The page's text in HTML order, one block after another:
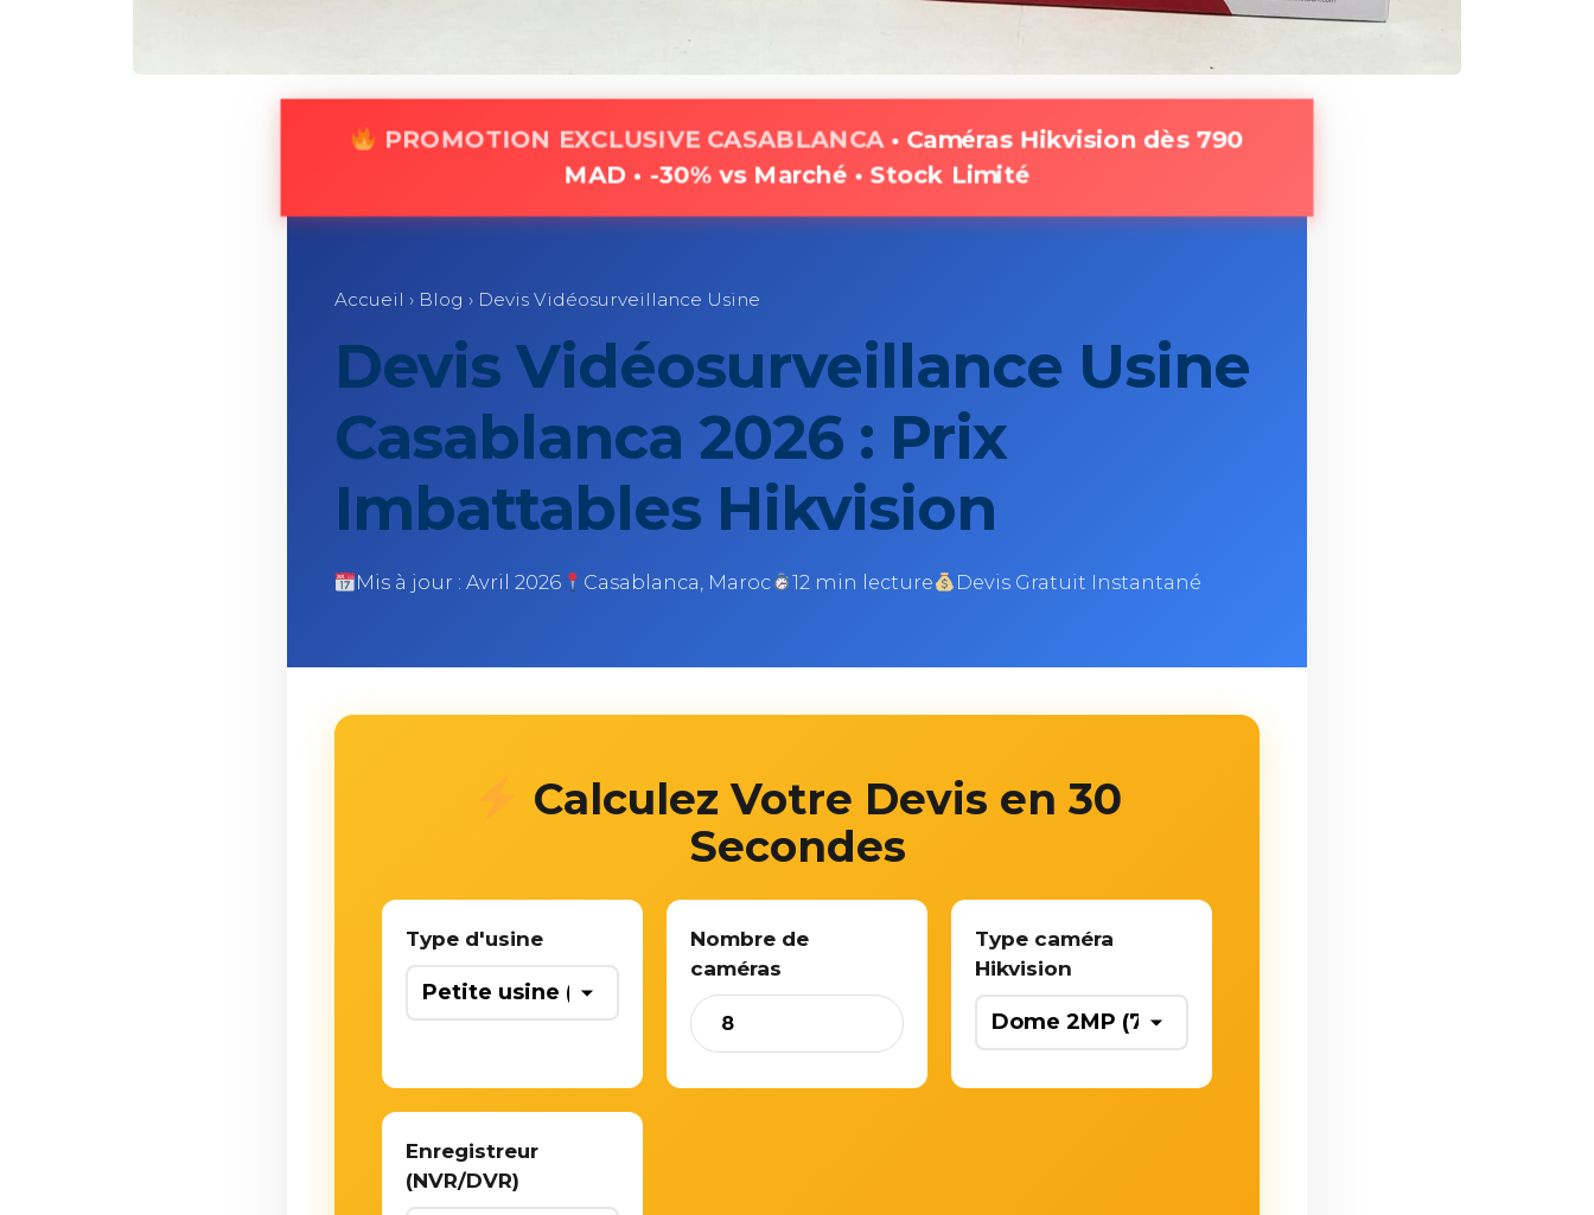
PROMOTION EXCLUSIVE CASABLANCA• Caméras Hikvision dès 790
MAD • -30% vs Marché • Stock Limité
Accueil › Blog › Devis Vidéosurveillance Usine
Devis Vidéosurveillance Usine
Casablanca 2026 : Prix
Imbattables Hikvision
Mis à jour : Avril 2026 Casablanca, Maroc 12 min lecture Devis Gratuit Instantané
Calculez Votre Devis en 30
Secondes
Type d'usine
Nombre de
caméras
Type caméra
Hikvision
Enregistreur
(NVR/DVR)